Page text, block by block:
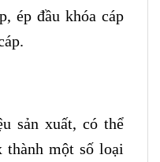
ép đầu khóa cáp
sản xuất, có thể
thành một số loại